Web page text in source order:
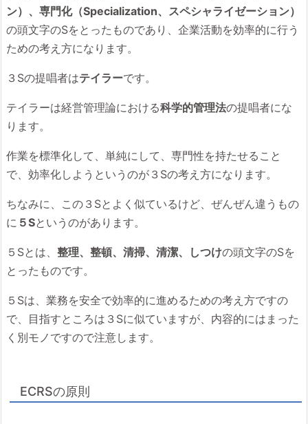
ン）、専門化（Specialization、スペシャライゼーション）
の頭文字のSをとったものであり、企業活動を効率的に行う
ための考え方になります。
３Sの提唱者はテイラーです。
テイラーは経営管理論における科学的管理法の提唱者にな
ります。
作業を標準化して、単純にして、専門性を持たせること
で、効率化しようというのが３Sの考え方になります。
ちなみに、この３Sとよく似ているけど、ぜんぜん違うもの
に ５Sというのがあります。
５Sとは、 整理、整頓、清掃、清潔、しつけの頭文字のSを
とったものです。
５Sは、業務を安全で効率的に進めるための考え方ですの
で、目指すところは３Sに似ていますが、内容的にはまった
く別モノですので注意します。
ECRSの原則